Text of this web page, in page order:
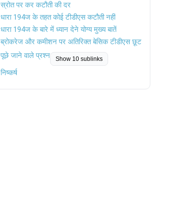
स्रोत पर कर कटौती की दर
धारा 194ज के तहत कोई टीडीएस कटौती नहीं
धारा 194ज के बारे में ध्यान देने योग्य मुख्य बातें
ब्रोकरेज और कमीशन पर अतिरिक्त बेसिक टीडीएस छूट
पूछे जाने वाले प्रश्न
Show 10 sublinks
निष्कर्ष